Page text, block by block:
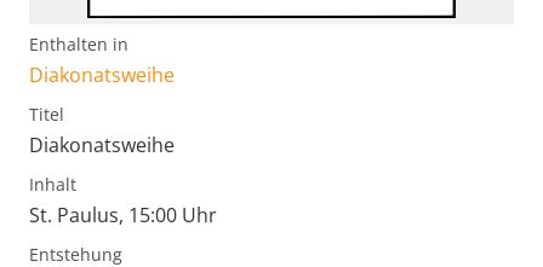
Enthalten in
Diakonatsweihe
Titel
Diakonatsweihe
Inhalt
St. Paulus, 15:00 Uhr
Entstehung